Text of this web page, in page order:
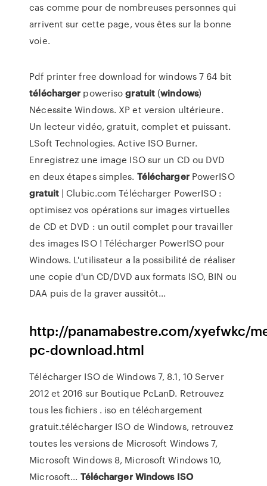
cas comme pour de nombreuses personnes qui
arrivent sur cette page, vous êtes sur la bonne
voie.
Pdf printer free download for windows 7 64 bit
télécharger powerisogratuit (windows)
Nécessite Windows. XP et version ultérieure.
Un lecteur vidéo, gratuit, complet et puissant.
LSoft Technologies. Active ISO Burner.
Enregistrez une image ISO sur un CD ou DVD
en deux étapes simples. TéléchargerPowerISO
gratuit| Clubic.com Télécharger PowerISO :
optimisez vos opérations sur images virtuelles
de CD et DVD : un outil complet pour travailler
des images ISO ! Télécharger PowerISO pour
Windows. L'utilisateur a la possibilité de réaliser
une copie d'un CD/DVD aux formats ISO, BIN ou
DAA puis de la graver aussitôt...
http://panamabestre.com/xyefwkc/
pc-download.html
Télécharger ISO de Windows 7, 8.1, 10 Server
2012 et 2016 sur Boutique PcLanD. Retrouvez
tous les fichiers . iso en téléchargement
gratuit.télécharger ISO de Windows, retrouvez
toutes les versions de Microsoft Windows 7,
Microsoft Windows 8, Microsoft Windows 10,
Microsoft... Télécharger Windows ISO